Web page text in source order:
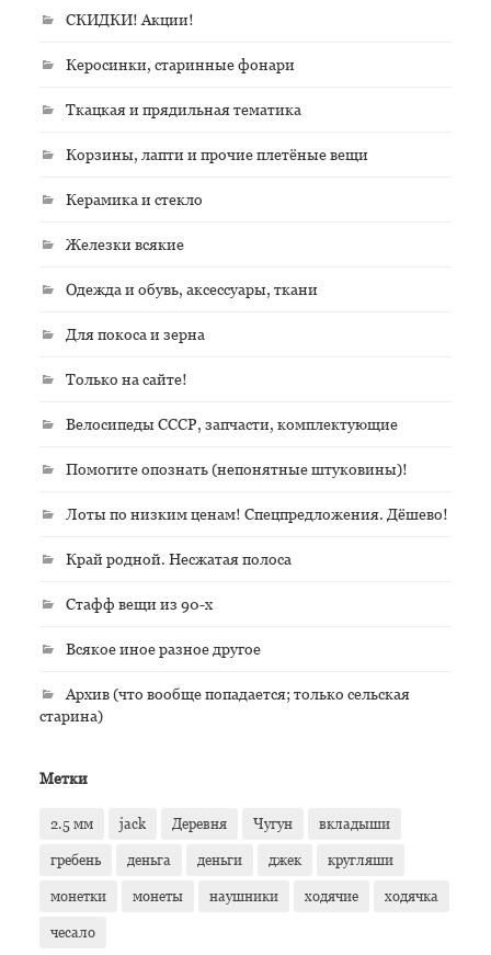
СКИДКИ! Акции!
Керосинки, старинные фонари
Ткацкая и прядильная тематика
Корзины, лапти и прочие плетёные вещи
Керамика и стекло
Железки всякие
Одежда и обувь, аксессуары, ткани
Для покоса и зерна
Только на сайте!
Велосипеды СССР, запчасти, комплектующие
Помогите опознать (непонятные штуковины)!
Лоты по низким ценам! Спецпредложения. Дёшево!
Край родной. Несжатая полоса
Стафф вещи из 90-х
Всякое иное разное другое
Архив (что вообще попадается; только сельская
старина)
Метки
2.5 мм jack Деревня Чугун вкладыши
гребень деньга деньги джек кругляши
монетки монеты наушники ходячие ходячка
чесало